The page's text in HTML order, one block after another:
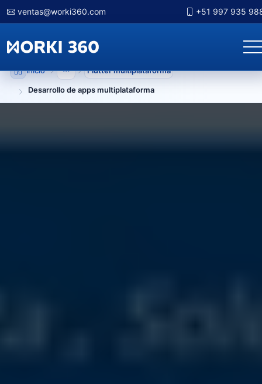
ventas@worki360.com +51 997 935
Inicio Mostrar niveles anteriores
Flutter multiplataforma
Desarrollo de apps multiplataforma